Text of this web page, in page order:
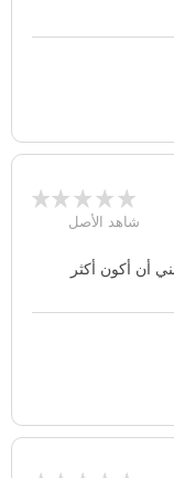
شاهد الأصل
أن أكون أكثر